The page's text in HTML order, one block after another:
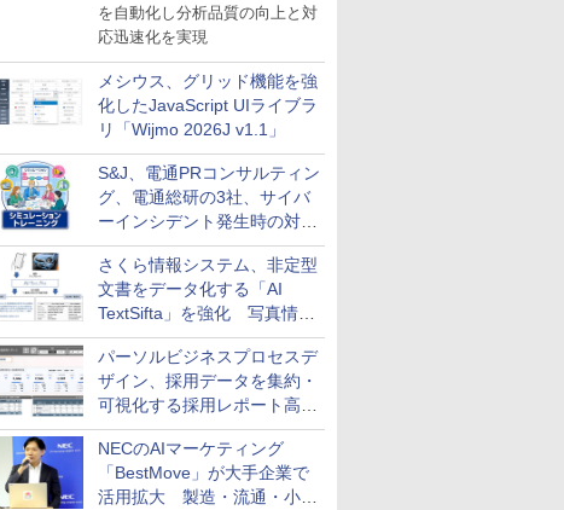
を自動化し分析品質の向上と対
応迅速化を実現
メシウス、グリッド機能を強
化したJavaScript UIライブラ
リ「Wijmo 2026J v1.1」
S&J、電通PRコンサルティン
グ、電通総研の3社、サイバ
ーインシデント発生時の対応
と危機管理広報を一体的に訓
練するプログラムを提供
さくら情報システム、非定型
文書をデータ化する「AI
TextSifta」を強化 写真情報
のデータ化などに対応
パーソルビジネスプロセスデ
ザイン、採用データを集約・
可視化する採用レポート高速
化サービスを提供
NECのAIマーケティング
「BestMove」が大手企業で
活用拡大 製造・流通・小売